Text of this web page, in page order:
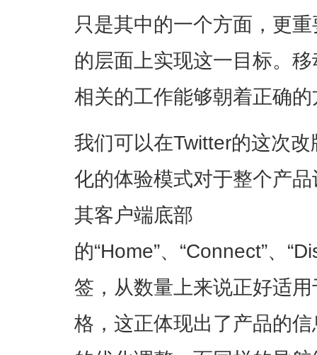
只是其中的一个方面，更
的层面上实现这一目标。
相关的工作能够朝着正确
我们可以在Twitter的这次
化的体验模式对于整个产
其客户端底部
的“Home”、“Connect”、
签，从数量上来说正好适
格，这正体现出了产品的